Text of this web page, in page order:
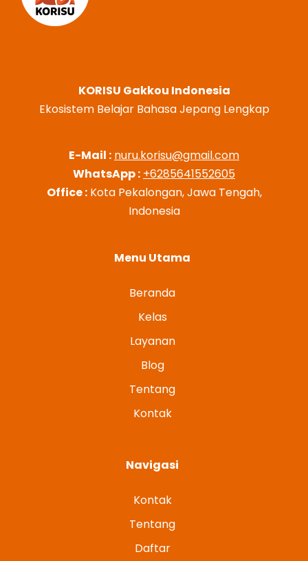
KORISU Gakkou Indonesia
Ekosistem Belajar Bahasa Jepang Lengkap
E-Mail : nuru.korisu@gmail.com
WhatsApp : +6285641552605
Office :Kota Pekalongan, Jawa Tengah,
Indonesia
Menu Utama
Beranda
Kelas
Layanan
Blog
Tentang
Kontak
Navigasi
Kontak
Tentang
Daftar